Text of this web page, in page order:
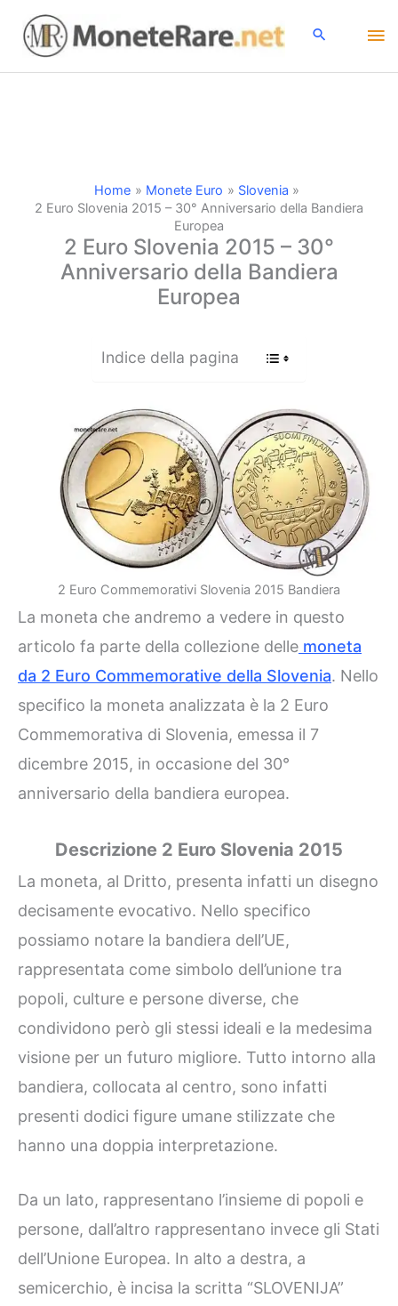
contenuto
Home Monete Euro
Slovenia
2 Euro Slovenia 2015 – 30° Anniversario della Bandiera
Europea
2 Euro Slovenia 2015 – 30°
Anniversario della Bandiera
Europea
Indice della pagina
2 Euro Commemorativi Slovenia 2015 Bandiera
La moneta che andremo a vedere in questo
articolo fa parte della collezione delle moneta
da 2 Euro Commemorative della Slovenia. Nello
specifico la moneta analizzata è la 2 Euro
Commemorativa di Slovenia, emessa il 7
dicembre 2015, in occasione del 30°
anniversario della bandiera europea.
Descrizione 2 Euro Slovenia 2015
La moneta, al Dritto, presenta infatti un disegno
decisamente evocativo. Nello specifico
possiamo notare la bandiera dell’UE,
rappresentata come simbolo dell’unione tra
popoli, culture e persone diverse, che
condividono però gli stessi ideali e la medesima
visione per un futuro migliore. Tutto intorno alla
bandiera, collocata al centro, sono infatti
presenti dodici figure umane stilizzate che
hanno una doppia interpretazione.
Da un lato, rappresentano l’insieme di popoli e
persone, dall’altro rappresentano invece gli Stati
dell’Unione Europea. In alto a destra, a
semicerchio, è incisa la scritta “SLOVENIJA”